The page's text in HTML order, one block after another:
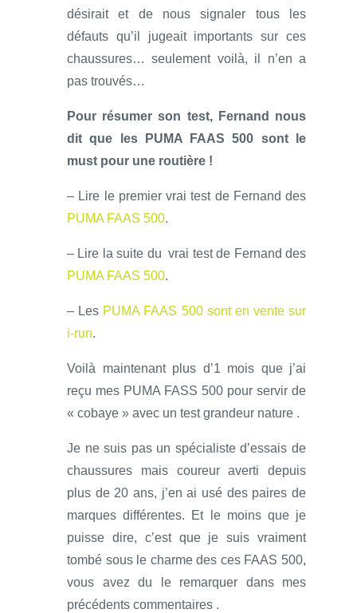
désirait et de nous signaler tous les
défauts qu’il jugeait importants sur ces
chaussures… seulement voilà, il n’en a
pas trouvés…
Pour résumer son test, Fernand nous
dit que les PUMA FAAS 500 sont le
must pour une routière !
– Lire le premier vrai test de Fernand des
PUMA FAAS 500.
– Lire la suite du vrai test de Fernand des
PUMA FAAS 500.
– Les PUMA FAAS 500 sont en vente sur
i-run.
Voilà maintenant plus d’1 mois que j’ai
reçu mes PUMA FASS 500 pour servir de
« cobaye » avec un test grandeur nature .
Je ne suis pas un spécialiste d’essais de
chaussures mais coureur averti depuis
plus de 20 ans, j’en ai usé des paires de
marques différentes. Et le moins que je
puisse dire, c’est que je suis vraiment
tombé sous le charme des ces FAAS 500,
vous avez du le remarquer dans mes
précédents commentaires .